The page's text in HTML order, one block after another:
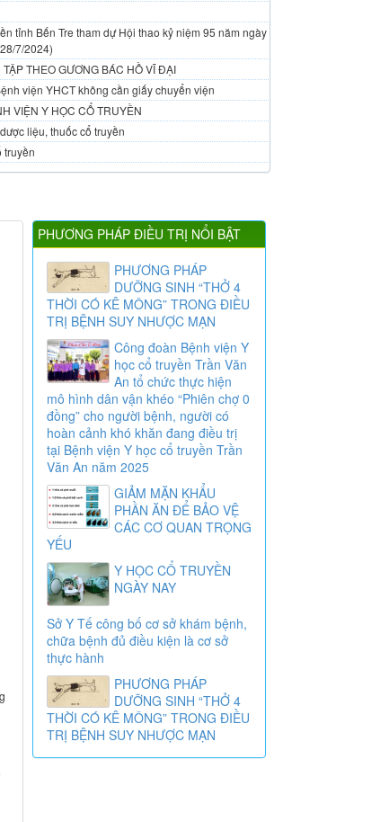
tỉnh Bến Tre tham dự Hội thao kỷ niệm 95 năm ngày
7/2024)
THEO GƯƠNG BÁC HỒ VĨ ĐẠI
viện YHCT không cần giấy chuyển viện
VIỆN Y HỌC CỔ TRUYỀN
liệu, thuốc cổ truyền
truyền
PHƯƠNG PHÁP ĐIỀU TRỊ NỔI BẬT
PHƯƠNG PHÁP
DƯỠNG SINH “THỞ 4
THỜI CÓ KÊ MÔNG” TRONG ĐIỀU
TRỊ BỆNH SUY NHƯỢC MẠN
Công đoàn Bệnh viện Y
học cổ truyền Trần Văn
An tổ chức thực hiện
mô hình dân vận khéo “Phiên chợ 0
đồng” cho người bệnh, người có
hoàn cảnh khó khăn đang điều trị
tại Bệnh viện Y học cổ truyền Trần
Văn An năm 2025
GIẢM MẶN KHẨU
PHẦN ĂN ĐỂ BẢO VỆ
CÁC CƠ QUAN TRỌNG
YẾU
Y HỌC CỔ TRUYỀN
NGÀY NAY
Sở Y Tế công bố cơ sở khám bệnh,
chữa bệnh đủ điều kiện là cơ sở
thực hành
PHƯƠNG PHÁP
DƯỠNG SINH “THỞ 4
THỜI CÓ KÊ MÔNG” TRONG ĐIỀU
TRỊ BỆNH SUY NHƯỢC MẠN